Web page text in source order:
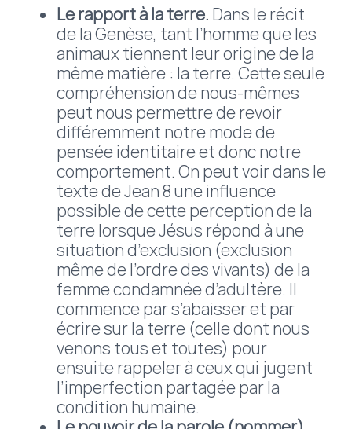
Le rapport à la terre. Dans le récit
de la Genèse, tant l’homme que les
animaux tiennent leur origine de la
même matière : la terre. Cette seule
compréhension de nous-mêmes
peut nous permettre de revoir
différemment notre mode de
pensée identitaire et donc notre
comportement. On peut voir dans le
texte de Jean 8 une influence
possible de cette perception de la
terre lorsque Jésus répond à une
situation d’exclusion (exclusion
même de l’ordre des vivants) de la
femme condamnée d’adultère. Il
commence par s’abaisser et par
écrire sur la terre (celle dont nous
venons tous et toutes) pour
ensuite rappeler à ceux qui jugent
l’imperfection partagée par la
condition humaine.